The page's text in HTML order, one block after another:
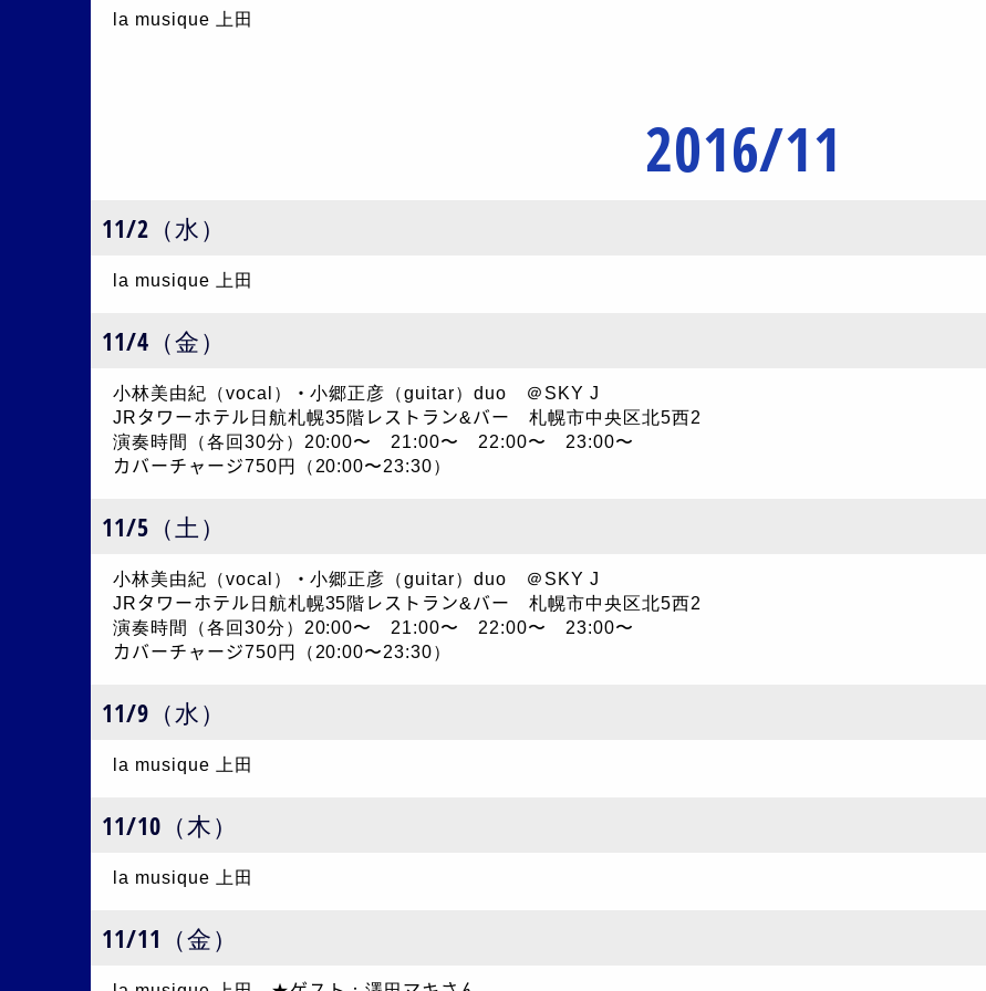
la musique 上田
2016/11
11/2（水）
la musique 上田
11/4（金）
小林美由紀（vocal）・小郷正彦（guitar）duo ＠SKY J
JRタワーホテル日航札幌35階レストラン&バー 札幌市中央区北5西2
演奏時間（各回30分）20:00〜 21:00〜 22:00〜 23:00〜
カバーチャージ750円（20:00〜23:30）
11/5（土）
小林美由紀（vocal）・小郷正彦（guitar）duo ＠SKY J
JRタワーホテル日航札幌35階レストラン&バー 札幌市中央区北5西2
演奏時間（各回30分）20:00〜 21:00〜 22:00〜 23:00〜
カバーチャージ750円（20:00〜23:30）
11/9（水）
la musique 上田
11/10（木）
la musique 上田
11/11（金）